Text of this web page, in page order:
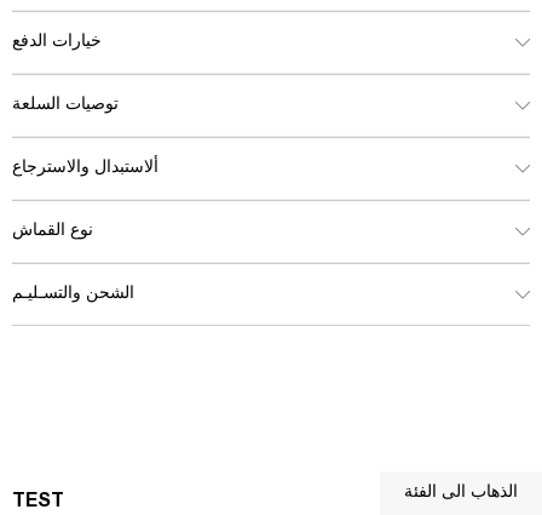
خيارات الدفع
توصيات السلعة
ألاستبدال والاسترجاع
نوع القماش
الشحن والتسـليـم
TEST
الذهاب الى الفئة